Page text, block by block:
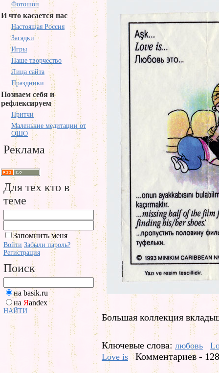
Фотошоп
И что касается нас
Настоящая Россия
Загадки
Игры
Наше творчество
Лица сайта
Праздники
Познаем себя и
рефлексируем
Притчи
Маленькие медитации от
ОШО
Реклама
Для тех кто в
теме
Запомнить меня
Войти Забыли пароль?
Регистрация
Поиск
на basik.ru
на Яandex
НАЙТИ
Большая коллекция
Ключевые слова: любовь
Love is
Комментариев - 128